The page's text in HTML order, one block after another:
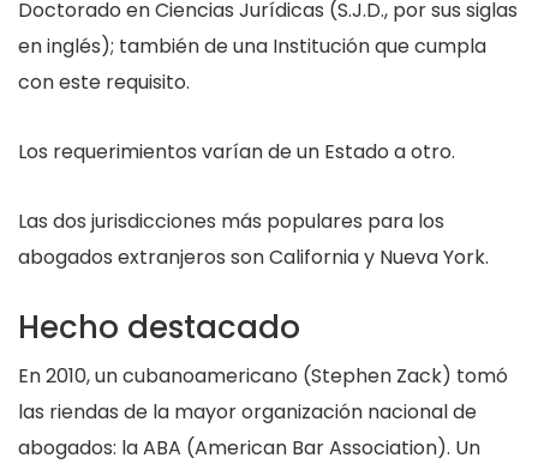
Doctorado en Ciencias Jurídicas (S.J.D., por sus siglas
en inglés); también de una Institución que cumpla
con este requisito.
Los requerimientos varían de un Estado a otro.
Las dos jurisdicciones más populares para los
abogados extranjeros son California y Nueva York.
Hecho destacado
En 2010, un cubanoamericano (Stephen Zack) tomó
las riendas de la mayor organización nacional de
abogados: la ABA (American Bar Association). Un